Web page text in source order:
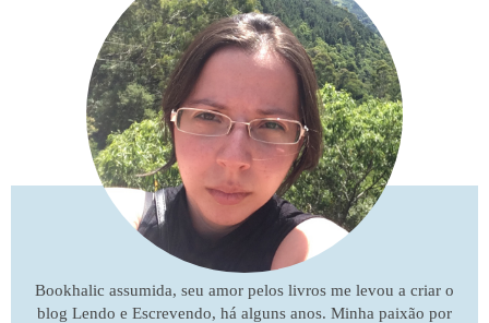
Bookhalic assumida, seu amor pelos livros me levou a criar o
blog Lendo e Escrevendo, há alguns anos. Minha paixão por